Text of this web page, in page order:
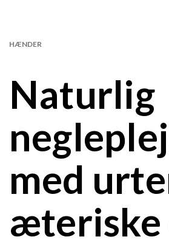
Naturlig
med
æteriske
HÆNDER